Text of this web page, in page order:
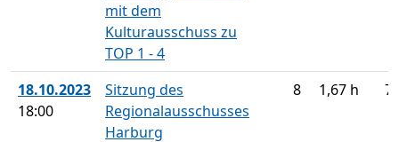
mit dem
Kulturausschuss zu
TOP 1 - 4
18.10.2023
18:00
Sitzung des
Regionalausschusses
Harburg
8 1,67 h